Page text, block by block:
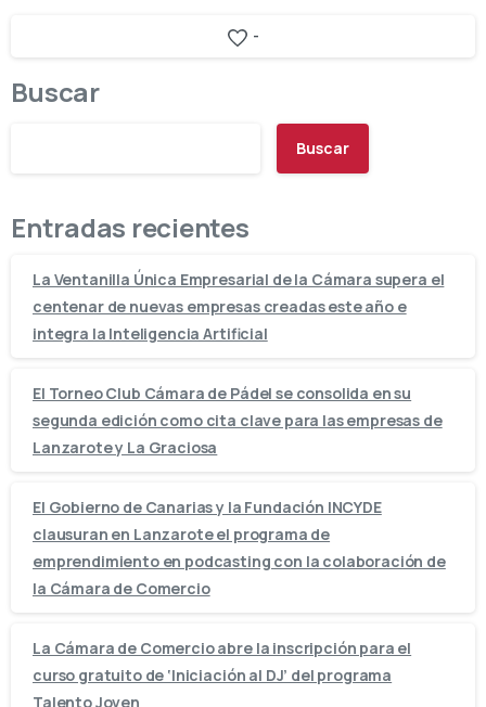
-
Buscar
Buscar
Entradas recientes
La Ventanilla Única Empresarial de la Cámara supera el
centenar de nuevas empresas creadas este año e
integra la Inteligencia Artificial
El Torneo Club Cámara de Pádel se consolida en su
segunda edición como cita clave para las empresas de
Lanzarote y La Graciosa
El Gobierno de Canarias y la Fundación INCYDE
clausuran en Lanzarote el programa de
emprendimiento en podcasting con la colaboración de
la Cámara de Comercio
La Cámara de Comercio abre la inscripción para el
curso gratuito de ‘Iniciación al DJ’ del programa
Talento Joven